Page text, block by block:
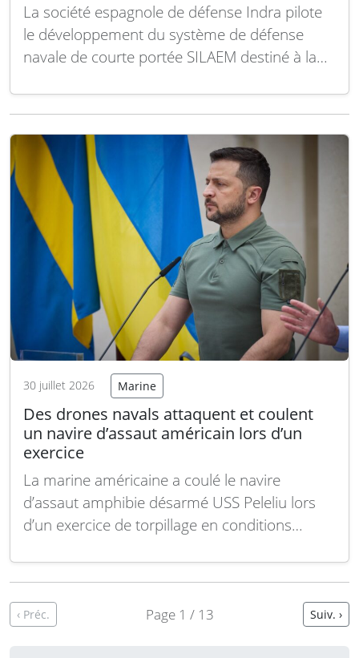
La société espagnole de défense Indra pilote
le développement du système de défense
navale de courte portée SILAEM destiné à la
Programme Spécial de Modernisation. Ce
espagnols d’une nouvelle couche de
protection contre les menaces actuelles…
la suite
30 juillet 2026 Marine
Des drones navals attaquent et coulent
un navire d’assaut américain lors d’un
exercice
La marine américaine a coulé le navire
d’assaut amphibie désarmé USS Peleliu lors
d’un exercice de torpillage en conditions
drones de surface sans équipage et des
marin, a indiqué la marine américaine. Le
‹ Préc. Page 1 / 13 Suiv. ›